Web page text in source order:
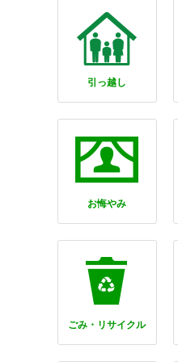
引っ越し
お悔やみ
ごみ・リサイクル